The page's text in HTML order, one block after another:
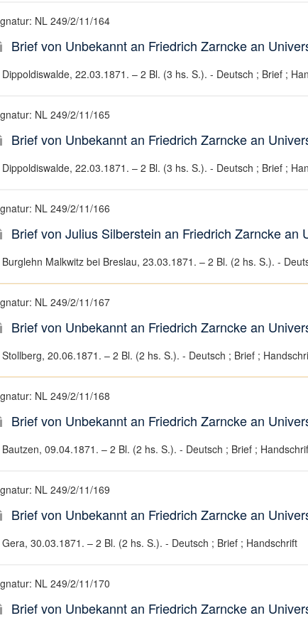
NL 249/2/11/164
Brief von Unbekannt an Friedrich Zarncke an
Dippoldiswalde, 22.03.1871. – 2 Bl. (3 hs. S.). - Deutsch ; Brief ;
NL 249/2/11/165
Brief von Unbekannt an Friedrich Zarncke an
Dippoldiswalde, 22.03.1871. – 2 Bl. (3 hs. S.). - Deutsch ; Brief ;
NL 249/2/11/166
Brief von Julius Silberstein an Friedrich Zarncke an
Burglehn Malkwitz bei Breslau, 23.03.1871. – 2 Bl. (2 hs. S.). -
NL 249/2/11/167
Brief von Unbekannt an Friedrich Zarncke an
Stollberg, 20.06.1871. – 2 Bl. (2 hs. S.). - Deutsch ; Brief ;
NL 249/2/11/168
Brief von Unbekannt an Friedrich Zarncke an
Bautzen, 09.04.1871. – 2 Bl. (2 hs. S.). - Deutsch ; Brief ;
NL 249/2/11/169
Brief von Unbekannt an Friedrich Zarncke an
Gera, 30.03.1871. – 2 Bl. (2 hs. S.). - Deutsch ; Brief ; Handschrift
NL 249/2/11/170
Brief von Unbekannt an Friedrich Zarncke an